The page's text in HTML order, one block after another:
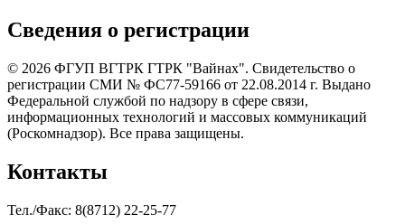
Сведения о регистрации
© 2026 ФГУП ВГТРК ГТРК "Вайнах". Свидетельство о
регистрации СМИ № ФС77-59166 от 22.08.2014 г. Выдано
Федеральной службой по надзору в сфере связи,
информационных технологий и массовых коммуникаций
(Роскомнадзор). Все права защищены.
Контакты
Тел./Факс: 8(8712) 22-25-77